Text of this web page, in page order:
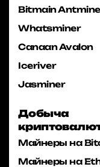
Bitmain
Whatsminer
Canaan Avalon
Iceriver
Jasminer
Добыча
Майнеры на
Майнеры на